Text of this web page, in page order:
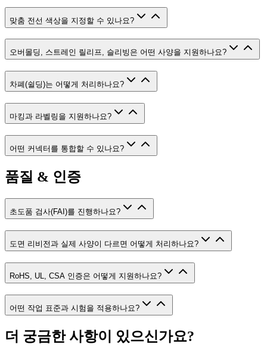
맞춤 전선 색상을 지정할 수 있나요?
오버몰딩, 스트레인 릴리프, 슬리빙은 어떤 사양을 지원하나요?
차폐(쉴딩)는 어떻게 처리하나요?
마킹과 라벨링을 지원하나요?
어떤 커넥터를 통합할 수 있나요?
품질 & 인증
초도품 검사(FAI)를 진행하나요?
도면 리비전과 실제 사양이 다르면 어떻게 처리하나요?
RoHS, UL, CSA 인증은 어떻게 지원하나요?
어떤 작업 표준과 시험을 적용하나요?
더 궁금한 사항이 있으신가요?